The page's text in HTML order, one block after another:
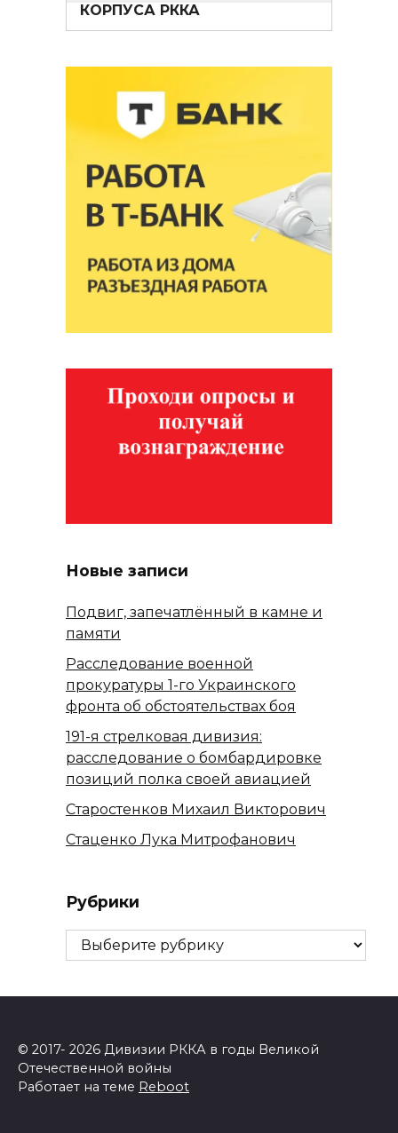
КОРПУСА РККА
Новые записи
Подвиг, запечатлённый в камне и
памяти
Расследование военной
прокуратуры 1-го Украинского
фронта об обстоятельствах боя
191-я стрелковая дивизия:
расследование о бомбардировке
позиций полка своей авиацией
Старостенков Михаил Викторович
Стаценко Лука Митрофанович
Рубрики
Рубрики
© 2017- 2026 Дивизии РККА в годы Великой
Отечественной войны
Работает на теме Reboot